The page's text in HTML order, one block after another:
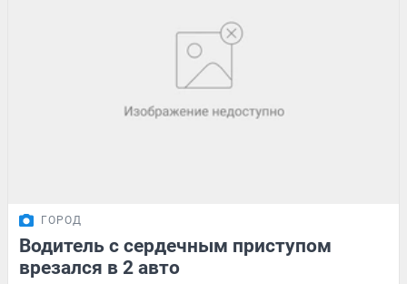
ГОРОД
Водитель с сердечным приступом
врезался в 2 авто